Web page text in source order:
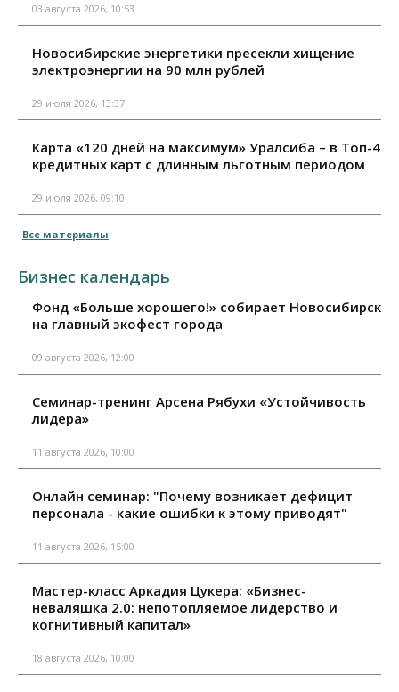
03 августа 2026, 10:53
Новосибирские энергетики пресекли хищение
электроэнергии на 90 млн рублей
29 июля 2026, 13:37
Карта «120 дней на максимум» Уралсиба – в Топ-4
кредитных карт с длинным льготным периодом
29 июля 2026, 09:10
Все материалы
Бизнес календарь
Фонд «Больше хорошего!» собирает Новосибирск
на главный экофест города
09 августа 2026, 12:00
Семинар-тренинг Арсена Рябухи «Устойчивость
лидера»
11 августа 2026, 10:00
Онлайн семинар: "Почему возникает дефицит
персонала - какие ошибки к этому приводят"
11 августа 2026, 15:00
Мастер-класс Аркадия Цукера: «Бизнес-
неваляшка 2.0: непотопляемое лидерство и
когнитивный капитал»
18 августа 2026, 10:00